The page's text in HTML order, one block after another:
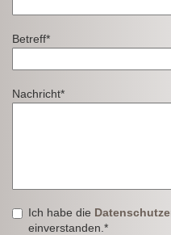
Betreff*
Nachricht*
Ich habe die
einverstanden.*